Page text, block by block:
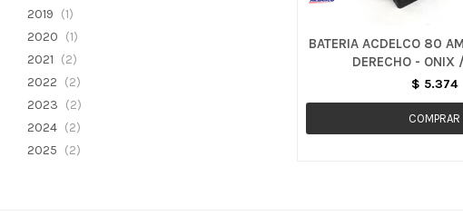
BATERIA ACDELCO 80
DERECHO - ONIX
$ 5.374
2019 (1)
2020 (1)
2021 (2)
2022 (2)
2023 (2)
2024 (2)
2025 (2)